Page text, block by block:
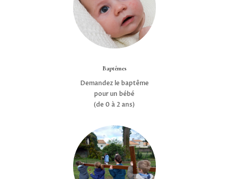
Baptêmes
Demandez le baptême
pour un bébé
(de 0 à 2 ans)